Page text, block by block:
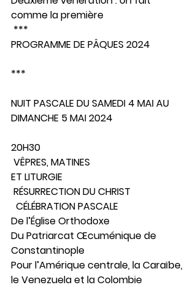
comme la première
***
PROGRAMME DE PÂQUES 2024
***
NUIT PASCALE DU SAMEDI 4 MAI AU
DIMANCHE 5 MAI 2024
20H30
VÊPRES, MATINES
ET LITURGIE
RÉSURRECTION DU CHRIST
  CÉLÉBRATION PASCALE
De l’Église Orthodoxe
Du Patriarcat Œcuménique de
Constantinople
Pour l’Amérique centrale, la Caraïbe,
le Venezuela et la Colombie